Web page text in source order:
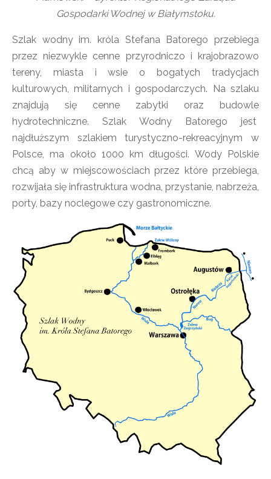
Gospodarki Wodnej w Białymstoku.
Szlak wodny im. króla Stefana Batorego przebiega
przez niezwykle cenne przyrodniczo i krajobrazowo
tereny, miasta i wsie o bogatych tradycjach
kulturowych, militarnych i gospodarczych. Na szlaku
znajdują się cenne zabytki oraz budowle
hydrotechniczne. Szlak Wodny Batorego jest
najdłuższym szlakiem turystyczno-rekreacyjnym w
Polsce, ma około 1000 km długości. Wody Polskie
chcą aby w miejscowościach przez które przebiega,
rozwijała się infrastruktura wodna, przystanie, nabrzeża,
porty, bazy noclegowe czy gastronomiczne.